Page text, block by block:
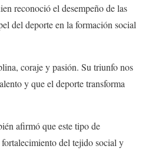
reconoció el desempeño de las
del deporte en la formación social
coraje y pasión. Su triunfo nos
y que el deporte transforma
afirmó que este tipo de
del tejido social y